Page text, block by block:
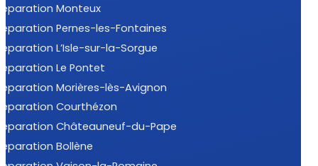
Monteux
Pernes-les-Fontaines
L’Isle-sur-la-Sorgue
Le Pontet
Morières-lès-Avignon
Courthézon
Châteauneuf-du-Pape
Bollène